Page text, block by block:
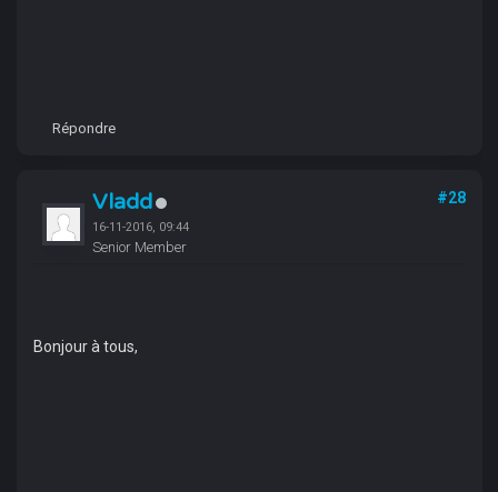
Répondre
Vladd
16-11-2016, 09:44
Senior Member
#28
Bonjour à tous,